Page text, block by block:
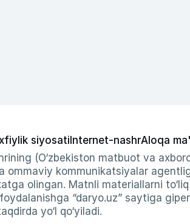
siyosati Internet-nashrAloqa
(O‘zbekiston matbuot va
ommaviy kommunikatsiyalar
olingan. Matnli materiallarni
“daryo.uz” saytiga
yo‘l qo‘yiladi.